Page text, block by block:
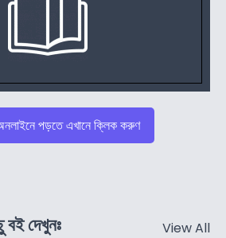
পড়তে এখানে ক্লিক করুণ
দেখুনঃ View All